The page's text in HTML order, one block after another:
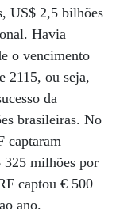
US$ 2,5 bilhões
Havia
o vencimento
2115, ou seja,
da
brasileiras. No
captaram
325 milhões por
captou € 500
ano.